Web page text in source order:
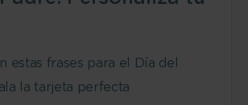
estas frases para el Día del
la tarjeta perfecta